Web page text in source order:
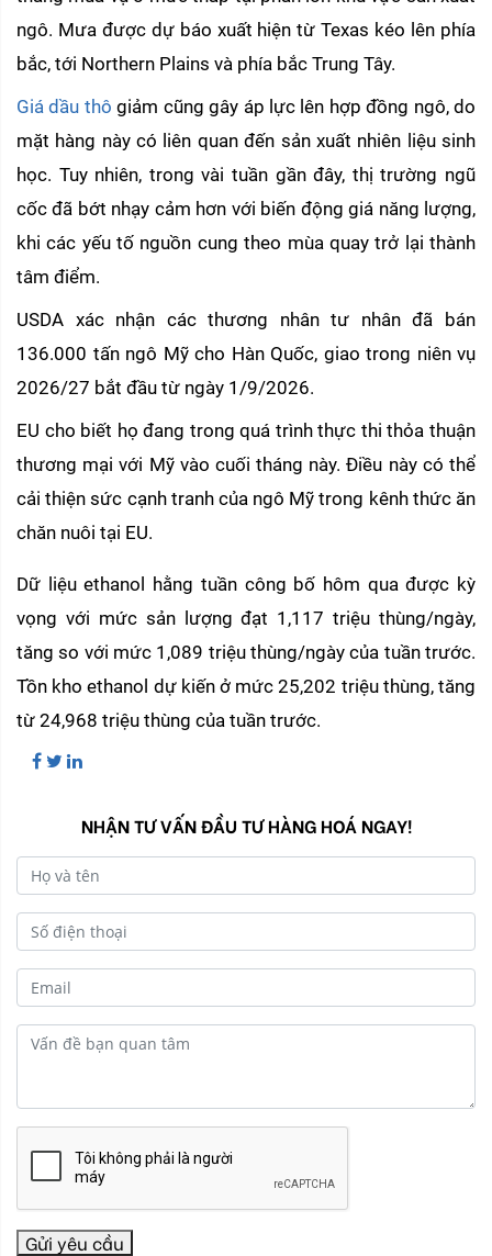
ngô. Mưa được dự báo xuất hiện từ Texas kéo lên phía
bắc, tới Northern Plains và phía bắc Trung Tây.
Giá dầu thô giảm cũng gây áp lực lên hợp đồng ngô, do
mặt hàng này có liên quan đến sản xuất nhiên liệu sinh
học. Tuy nhiên, trong vài tuần gần đây, thị trường ngũ
cốc đã bớt nhạy cảm hơn với biến động giá năng lượng,
khi các yếu tố nguồn cung theo mùa quay trở lại thành
tâm điểm.
USDA xác nhận các thương nhân tư nhân đã bán
136.000 tấn ngô Mỹ cho Hàn Quốc, giao trong niên vụ
2026/27 bắt đầu từ ngày 1/9/2026.
EU cho biết họ đang trong quá trình thực thi thỏa thuận
thương mại với Mỹ vào cuối tháng này. Điều này có thể
cải thiện sức cạnh tranh của ngô Mỹ trong kênh thức ăn
chăn nuôi tại EU.
Dữ liệu ethanol hằng tuần công bố hôm qua được kỳ
vọng với mức sản lượng đạt 1,117 triệu thùng/ngày,
tăng so với mức 1,089 triệu thùng/ngày của tuần trước.
Tồn kho ethanol dự kiến ở mức 25,202 triệu thùng, tăng
từ 24,968 triệu thùng của tuần trước.
NHẬN TƯ VẤN ĐẦU TƯ HÀNG HOÁ NGAY!
Gửi yêu cầu